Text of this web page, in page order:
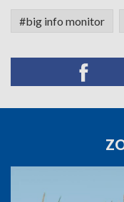
#big info monitor